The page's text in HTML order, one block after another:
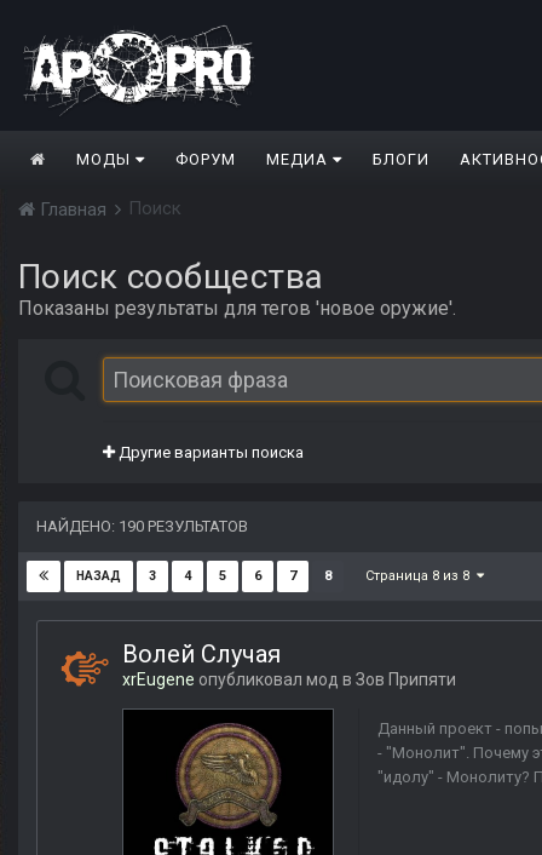
МОДЫ ФОРУМ МЕДИА БЛОГИ
Главная Поиск
Поиск сообщества
Показаны результаты для тегов 'новое оружие'.
Другие варианты поиска
НАЙДЕНО: 190 РЕЗУЛЬТАТОВ
НАЗАД 3 4 5 6 7 8 Страница 8 из 8
Волей Случая
xrEugene опубликовал мод в Зов Припяти
Данный проект -
- "Монолит". Почему
"идолу" - Монолиту?